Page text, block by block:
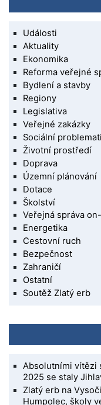
Události
Aktuality
Ekonomika
Reforma veřejné
Bydlení a stavby
Regiony
Legislativa
Veřejné zakázky
Sociální
Životní prostředí
Doprava
Územní plánování
Dotace
Školství
Veřejná správa
Energetika
Cestovní ruch
Bezpečnost
Zahraničí
Ostatní
Soutěž Zlatý erb
Absolutními vítězi
2025 se staly
Zlatý erb na
Humpolec, školy